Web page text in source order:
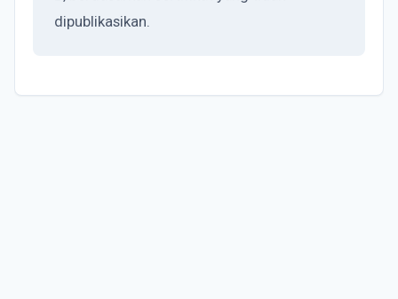
dipublikasikan.